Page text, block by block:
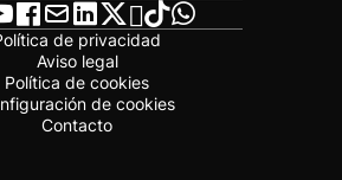
de privacidad
Aviso legal
Política de cookies
de cookies
Contacto